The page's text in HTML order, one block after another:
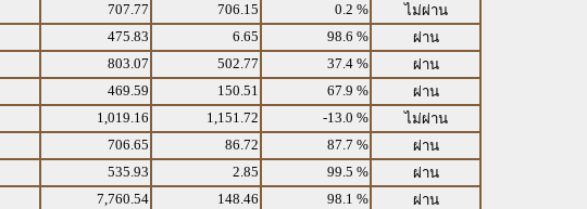
707.77 706.15 0.2 %
ไม่ผ่าน
475.83 6.65 98.6 %
ผ่าน
803.07 502.77 37.4 %
ผ่าน
469.59 150.51 67.9 %
ผ่าน
1,019.16 1,151.72 -13.0 %
ไม่ผ่าน
706.65 86.72 87.7 %
ผ่าน
535.93 2.85 99.5 %
ผ่าน
7,760.54 148.46 98.1 %
ผ่าน